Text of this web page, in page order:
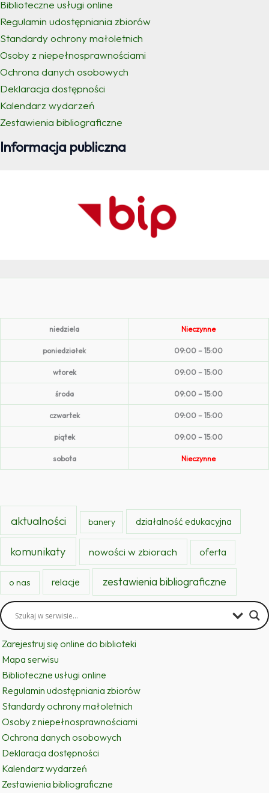
Biblioteczne usługi online
Regulamin udostępniania zbiorów
Standardy ochrony małoletnich
Osoby z niepełnosprawnościami
Ochrona danych osobowych
Deklaracja dostępności
Kalendarz wydarzeń
Zestawienia bibliograficzne
Informacja publiczna
niedziela Nieczynne
poniedziałek 09:00 – 15:00
wtorek 09:00 – 15:00
środa 09:00 – 15:00
czwartek 09:00 – 15:00
piątek 09:00 – 15:00
sobota Nieczynne
aktualności banery działalność edukacyjna
komunikaty nowości w zbiorach oferta
o nas relacje zestawienia bibliograficzne
Zarejestruj się online do biblioteki
Mapa serwisu
Biblioteczne usługi online
Regulamin udostępniania zbiorów
Standardy ochrony małoletnich
Osoby z niepełnosprawnościami
Ochrona danych osobowych
Deklaracja dostępności
Kalendarz wydarzeń
Zestawienia bibliograficzne